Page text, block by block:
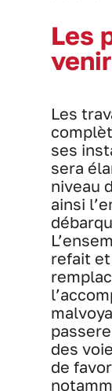
Les
venir
Les
ses
sera
niveau
ainsi
refait et
des
de